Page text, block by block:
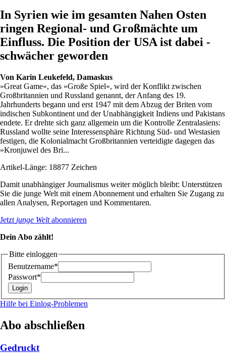
In Syrien wie im ­gesamten Nahen Osten
ringen Regional- und Großmächte um
Einfluss. Die Position der USA ist dabei ­
schwächer geworden
Von Karin Leukefeld, Damaskus
»Great Game«, das »Große Spiel«, wird der Konflikt zwischen
Großbritannien und Russland genannt, der Anfang des 19.
Jahrhunderts begann und erst 1947 mit dem Abzug der Briten vom
indischen Subkontinent und der Unabhängigkeit Indiens und Pakistans
endete. Er drehte sich ganz allgemein um die Kontrolle Zentralasiens:
Russland wollte seine Interessensphäre Richtung Süd- und Westasien
festigen, die Kolonialmacht Großbritannien verteidigte dagegen das
»Kronjuwel des Bri...
Artikel-Länge: 18877 Zeichen
Damit unabhängiger Journalismus weiter möglich bleibt: Unterstützen
Sie die junge Welt mit einem Abonnement und erhalten Sie Zugang zu
allen Analysen, Reportagen und Kommentaren.
Jetzt junge Weltabonnieren
Dein Abo zählt!
Bitte einloggen
Benutzername*
Passwort*
Hilfe bei Einlog-Problemen
Abo abschließen
Gedruckt